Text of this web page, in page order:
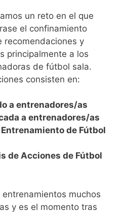
un reto en el que
el confinamiento
recomendaciones y
principalmente a los
de fútbol sala.
consisten en:
a entrenadores/as
a entrenadores/as
de Fútbol
de Acciones de Fútbol
muchos
y es el momento tras